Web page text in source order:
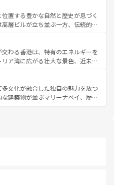
韓国の多彩な魅力を心ゆくまで味
てみてほしい。 なお、新着の韓国情報はコンテンツ一
息づく。ハノイの古い町並みやホ
治時代の建物も、独特の雰囲気を
バラエティの豊かさとおいしさで
ー、ベトナムコーヒーなどは、ぜ
の地域を訪れてもあたたかい人々
ので、きっと忘れられない旅にな
置する豊かな自然と歴史が息づく
層ビルが立ち並ぶ一方、伝統的な
北部ではチェンマイなどの山岳地
部ではプーケットやクラビの美し
を楽しむことができる。タイ料理
暖で、どの季節にも異なる楽しみ
すいタイの人々、仏教を中心とし
光資源が、訪れる旅人を魅了し続
わる香港は、特有のエネルギーを
ア湾に広がる壮大な景色、近未来
するはず。観光スポットが密集し
ろを回れるのも魅力。息をのむよ
験まで、香港を存分に楽しみ尽く
文化が融合した独自の魅力を放つ
建築物が並ぶマリーナベイ、歴史
風情を楽しめる外せないスポット